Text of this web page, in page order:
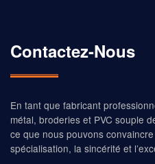
Contactez-Nous
En tant que fabricant
métal, broderies et PVC souple
ce que nous pouvons convaincre
spécialisation, la sincérité et